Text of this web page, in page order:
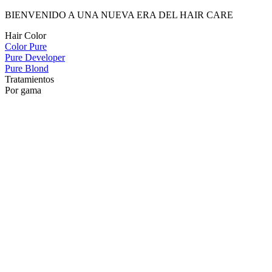
BIENVENIDO A UNA NUEVA ERA DEL HAIR CARE
Hair Color
Color Pure
Pure Developer
Pure Blond
Tratamientos
Por gama